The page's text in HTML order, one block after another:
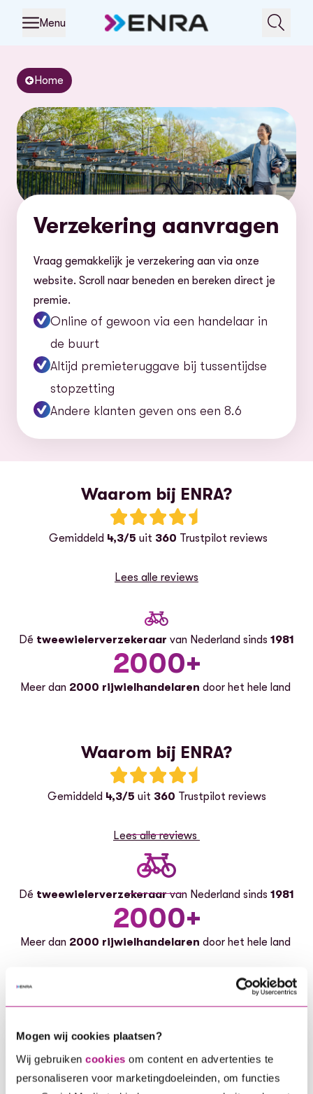
Mogen wij cookies plaatsen?
Wij gebruiken cookies om content en advertenties te
personaliseren voor marketingdoeleinden, om functies
Menu
Home
Verzekering aanvragen
Vraag gemakkelijk je verzekering aan via onze
website. Scroll naar beneden en bereken direct je
premie.
Online of gewoon via een handelaar in
de buurt
Altijd premieteruggave bij tussentijdse
stopzetting
Andere klanten geven ons een 8.6
Waarom bij ENRA?
Beoordeling: 4.5 van 5 sterren
Gemiddeld 4,3/5 uit 360 Trustpilot reviews
Lees alle reviews
Dé tweewielerverzekeraar van Nederland sinds 1981
2000+
Meer dan 2000 rijwielhandelaren door het hele land
Waarom bij ENRA?
Beoordeling: 4.3 van 5 sterren
Gemiddeld 4,3/5 uit 360 Trustpilot reviews
Lees alle reviews
Dé tweewielerverzekeraarvan Nederland sinds 1981
2000+
Meer dan 2000 rijwielhandelaren door het hele land
Bereken je premie
Voor elke tweewieler hebben wij een